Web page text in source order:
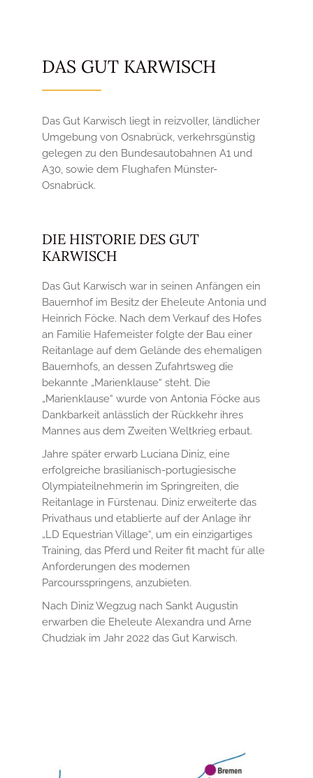
DAS GUT KARWISCH
Das Gut Karwisch liegt in reizvoller, ländlicher
Umgebung von Osnabrück, verkehrsgünstig
gelegen zu den Bundesautobahnen A1 und
A30, sowie dem Flughafen Münster-
Osnabrück.
DIE HISTORIE DES GUT
KARWISCH
Das Gut Karwisch war in seinen Anfängen ein
Bauernhof im Besitz der Eheleute Antonia und
Heinrich Föcke. Nach dem Verkauf des Hofes
an Familie Hafemeister folgte der Bau einer
Reitanlage auf dem Gelände des ehemaligen
Bauernhofs, an dessen Zufahrtsweg die
bekannte „Marienklause“ steht. Die
„Marienklause“ wurde von Antonia Föcke aus
Dankbarkeit anlässlich der Rückkehr ihres
Mannes aus dem Zweiten Weltkrieg erbaut.
Jahre später erwarb Luciana Diniz, eine
erfolgreiche brasilianisch-portugiesische
Olympiateilnehmerin im Springreiten, die
Reitanlage in Fürstenau. Diniz erweiterte das
Privathaus und etablierte auf der Anlage ihr
„LD Equestrian Village“, um ein einzigartiges
Training, das Pferd und Reiter fit macht für alle
Anforderungen des modernen
Parcoursspringens, anzubieten.
Nach Diniz Wegzug nach Sankt Augustin
erwarben die Eheleute Alexandra und Arne
Chudziak im Jahr 2022 das Gut Karwisch.